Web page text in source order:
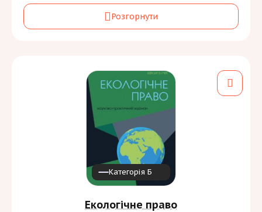
Засновник:
Національний університет «Одеська юридична
академія»
Галузь знань та спеціальність:
Бізнес, адміністрування та право
Розгорнути
Категорія Б
Екологічне право